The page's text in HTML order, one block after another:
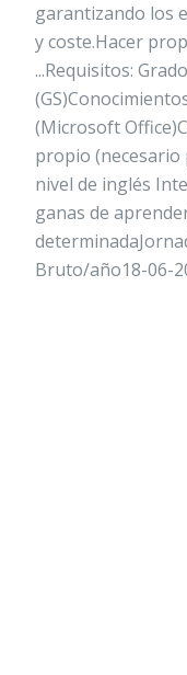
garantizando los
y coste.Hacer
...Requisitos:
(Microsoft
propio (necesario
nivel de inglés
ganas de
Bruto/año18-06-